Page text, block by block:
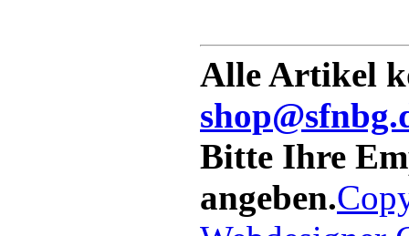
Alle Artikel
Bitte Ihre
angeben.